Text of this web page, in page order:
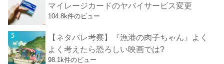
マイレージカードのヤバイサービス変更
104.8k件のビュー
【ネタバレ考察】『漁港の肉子ちゃん』よく
よく考えたら恐ろしい映画では?
98.1k件のビュー